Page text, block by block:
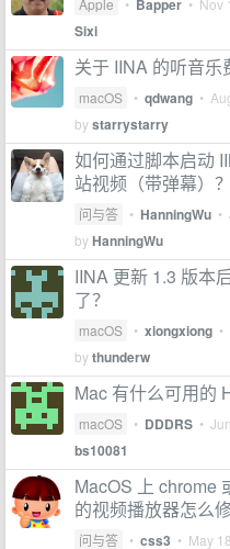
Apple • Bapper • Nov
Sixi
关于 IINA 的听音乐
macOS • qdwang •
bystarrystarry
如何通过脚本启动
站视频（带弹幕）？
问与答 • HanningWu •
byHanningWu
IINA 更新 1.3 版本
了？
macOS • xiongxiong •
bythunderw
Mac 有什么可用的
macOS • DDDRS •
bs10081
MacOS 上 chrome
的视频播放器怎么
问与答 • css3 • May